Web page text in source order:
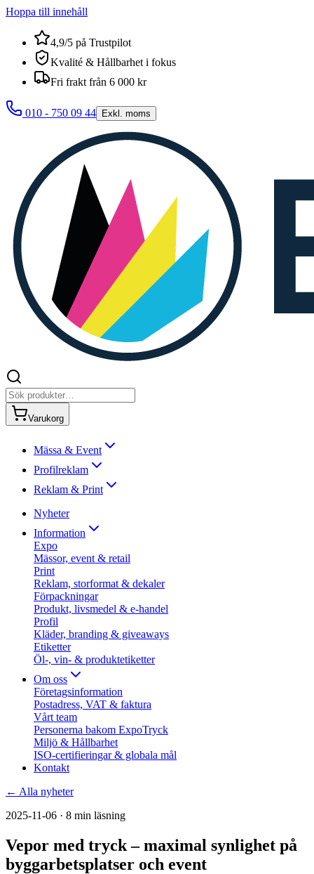
Hoppa till innehåll
4,9/5 på Trustpilot
Kvalité & Hållbarhet i fokus
Fri frakt från 6 000 kr
010 - 750 09 44 Exkl. moms
Varukorg
Mässa & Event
Profilreklam
Reklam & Print
Nyheter
Information
Expo
Mässor, event & retail
Print
Reklam, storformat & dekaler
Förpackningar
Produkt, livsmedel & e-handel
Profil
Kläder, branding & giveaways
Etiketter
Öl-, vin- & produktetiketter
Om oss
Företagsinformation
Postadress, VAT & faktura
Vårt team
Personerna bakom ExpoTryck
Miljö & Hållbarhet
ISO-certifieringar & globala mål
Kontakt
← Alla nyheter
2025-11-06 · 8 min läsning
Vepor med tryck – maximal synlighet på
byggarbetsplatser och event